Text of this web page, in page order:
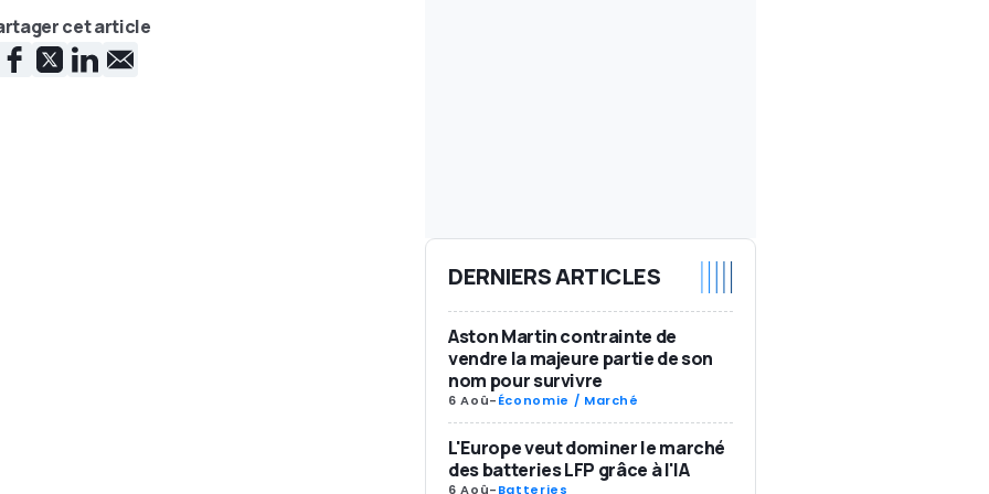
cet article
DERNIERS ARTICLES
Aston Martin contrainte de
vendre la majeure partie de son
nom pour survivre
6 Aoû-Économie / Marché
L'Europe veut dominer le marché
des batteries LFP grâce à l'IA
6 Aoû-Batteries